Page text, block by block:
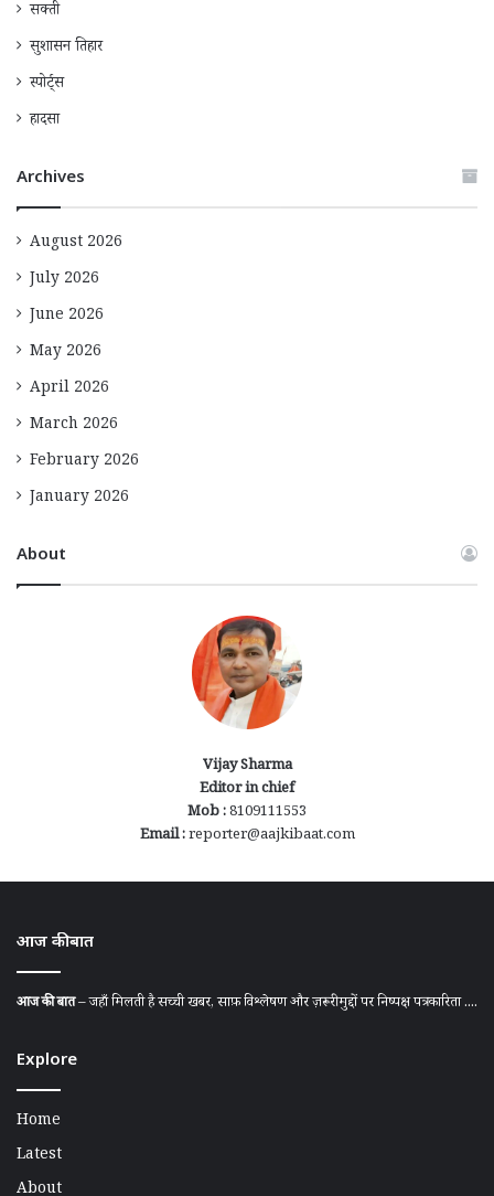
सक्ती
सुशासन तिहार
स्पोर्ट्स
हादसा
Archives
August 2026
July 2026
June 2026
May 2026
April 2026
March 2026
February 2026
January 2026
About
Vijay Sharma
Editor in chief
Mob :8109111553
Email :reporter@aajkibaat.com
आज की बात
आज की बात– जहाँ मिलती है सच्ची खबर, साफ़ विश्लेषण और ज़रूरी मुद्दों पर निष्पक्ष पत्रकारिता ....
Explore
Home
Latest
About